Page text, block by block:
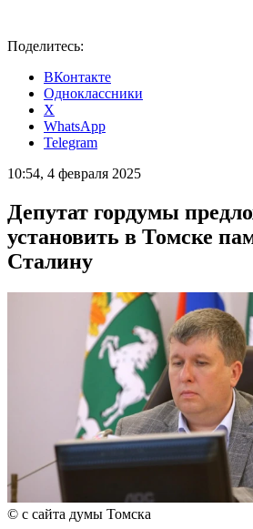
Поделитесь:
ВКонтакте
Одноклассники
X
WhatsApp
Telegram
10:54, 4 февраля 2025
Депутат гордумы
установить в Томске
Сталину
© с сайта думы Томска